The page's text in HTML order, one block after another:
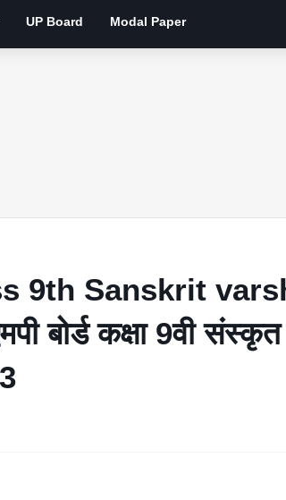
UP Board Modal Paper
9th Sanskrit
बोर्ड कक्षा 9वी संस्कृत